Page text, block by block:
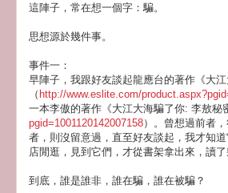
這陣子，常在想一個字：騙。
思想源於幾件事。
事件一：
早陣子，我跟好友談起龍應台的著作《大江
（ http://www.eslite.com/
一本李傲的著作《大江大海騙了你: 李敖秘
pgid=1001120142007158）。曾想過前者
者，則沒留意過，直至好友談起，我才知
店閒逛，見到它們，才從書架拿出來，讀了
到底，誰是誰非，誰在騙，誰在被騙？